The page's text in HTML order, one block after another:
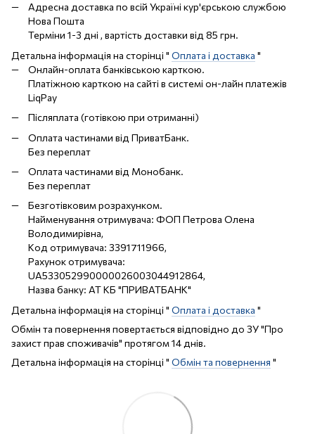
Адресна доставка по всій Україні кур'єрською службою
Нова Пошта
Терміни 1-3 дні , вартість доставки від 85 грн.
Детальна інформація на сторінці " Оплата і доставка "
Онлайн-оплата банківською карткою.
Платіжною карткою на сайті в системі он-лайн платежів
LiqPay
Післяплата (готівкою при отриманні)
Оплата частинами від ПриватБанк.
Без переплат
Оплата частинами від Монобанк.
Без переплат
Безготівковим розрахунком.
Найменування отримувача: ФОП Петрова Олена
Володимирівна,
Код отримувача: 3391711966,
Рахунок отримувача:
UA533052990000026003044912864,
Назва банку: АТ КБ "ПРИВАТБАНК"
Детальна інформація на сторінці " Оплата і доставка "
Обмін та повернення повертається відповідно до ЗУ "Про
захист прав споживачів" протягом 14 днів.
Детальна інформація на сторінці " Обмін та повернення "